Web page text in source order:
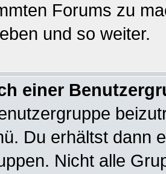
Forums zu
und so weiter.
einer
Du erhältst dann
Nicht alle